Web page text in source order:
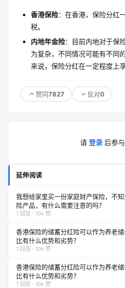
香港保险：在香港，保险分红
税。
内地年金险：目前内地对于保
为复杂，不同情况可能有不同
来说，保险分红在一定程度上
赞同7827 反对0
请 登录 后参
延伸阅读
我想给家里买一份家庭财产保险，不
险产品，有什么需要注意的吗？
1 回答 · 10k 赞
香港保险的储蓄分红险可以作为养老
比有什么优势和劣势？
1 回答 · 10k 赞
香港保险的储蓄分红险可以作为养老
比有什么优势和劣势？
1 回答 · 10k 赞